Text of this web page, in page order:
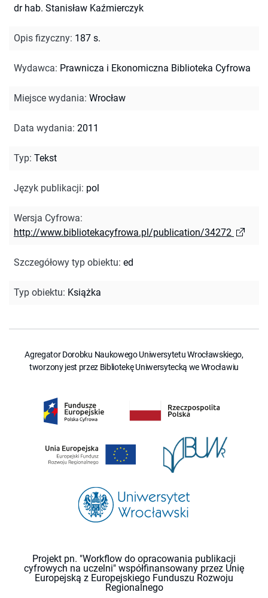
dr hab. Stanisław Kaźmierczyk
Opis fizyczny: 187 s.
Wydawca: Prawnicza i Ekonomiczna Biblioteka Cyfrowa
Miejsce wydania: Wrocław
Data wydania: 2011
Typ: Tekst
Język publikacji: pol
Wersja Cyfrowa:
http://www.bibliotekacyfrowa.pl/publication/34272
Szczegółowy typ obiektu: ed
Typ obiektu: Książka
Agregator Dorobku Naukowego Uniwersytetu Wrocławskiego,
tworzony jest przez Bibliotekę Uniwersytecką we Wrocławiu
Projekt pn. "Workflow do opracowania publikacji
cyfrowych na uczelni" współfinansowany przez Unię
Europejską z Europejskiego Funduszu Rozwoju
Regionalnego